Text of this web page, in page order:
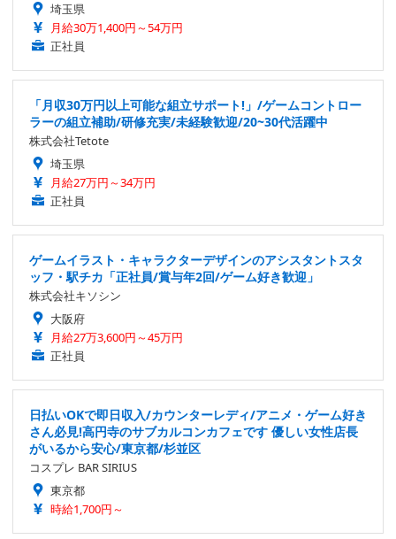
埼玉県
月給30万1,400円～54万円
正社員
「月収30万円以上可能な組立サポート!」/ゲームコントロー
ラーの組立補助/研修充実/未経験歓迎/20~30代活躍中
株式会社Tetote
埼玉県
月給27万円～34万円
正社員
ゲームイラスト・キャラクターデザインのアシスタントスタ
ッフ・駅チカ「正社員/賞与年2回/ゲーム好き歓迎」
株式会社キソシン
大阪府
月給27万3,600円～45万円
正社員
日払いOKで即日収入/カウンターレディ/アニメ・ゲーム好き
さん必見!高円寺のサブカルコンカフェです 優しい女性店長
がいるから安心/東京都/杉並区
コスプレ BAR SIRIUS
東京都
時給1,700円～